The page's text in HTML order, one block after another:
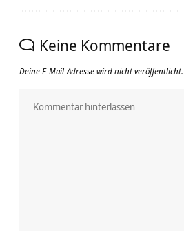
Keine Kommentare
Deine E-Mail-Adresse wird nicht veröffentlicht.